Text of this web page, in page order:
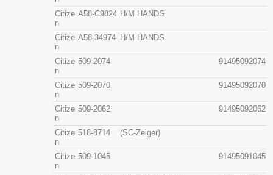
Citize
n
A58-C9824 H/M HANDS
Citize
n
A58-34974 H/M HANDS
Citize
n
509-2074 91495092074
Citize
n
509-2070 91495092070
Citize
n
509-2062 91495092062
Citize
n
518-8714 (SC-Zeiger)
Citize
n
509-1045 91495091045